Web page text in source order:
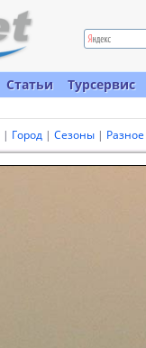
Статьи Турсервис
| Город | Сезоны | Разное